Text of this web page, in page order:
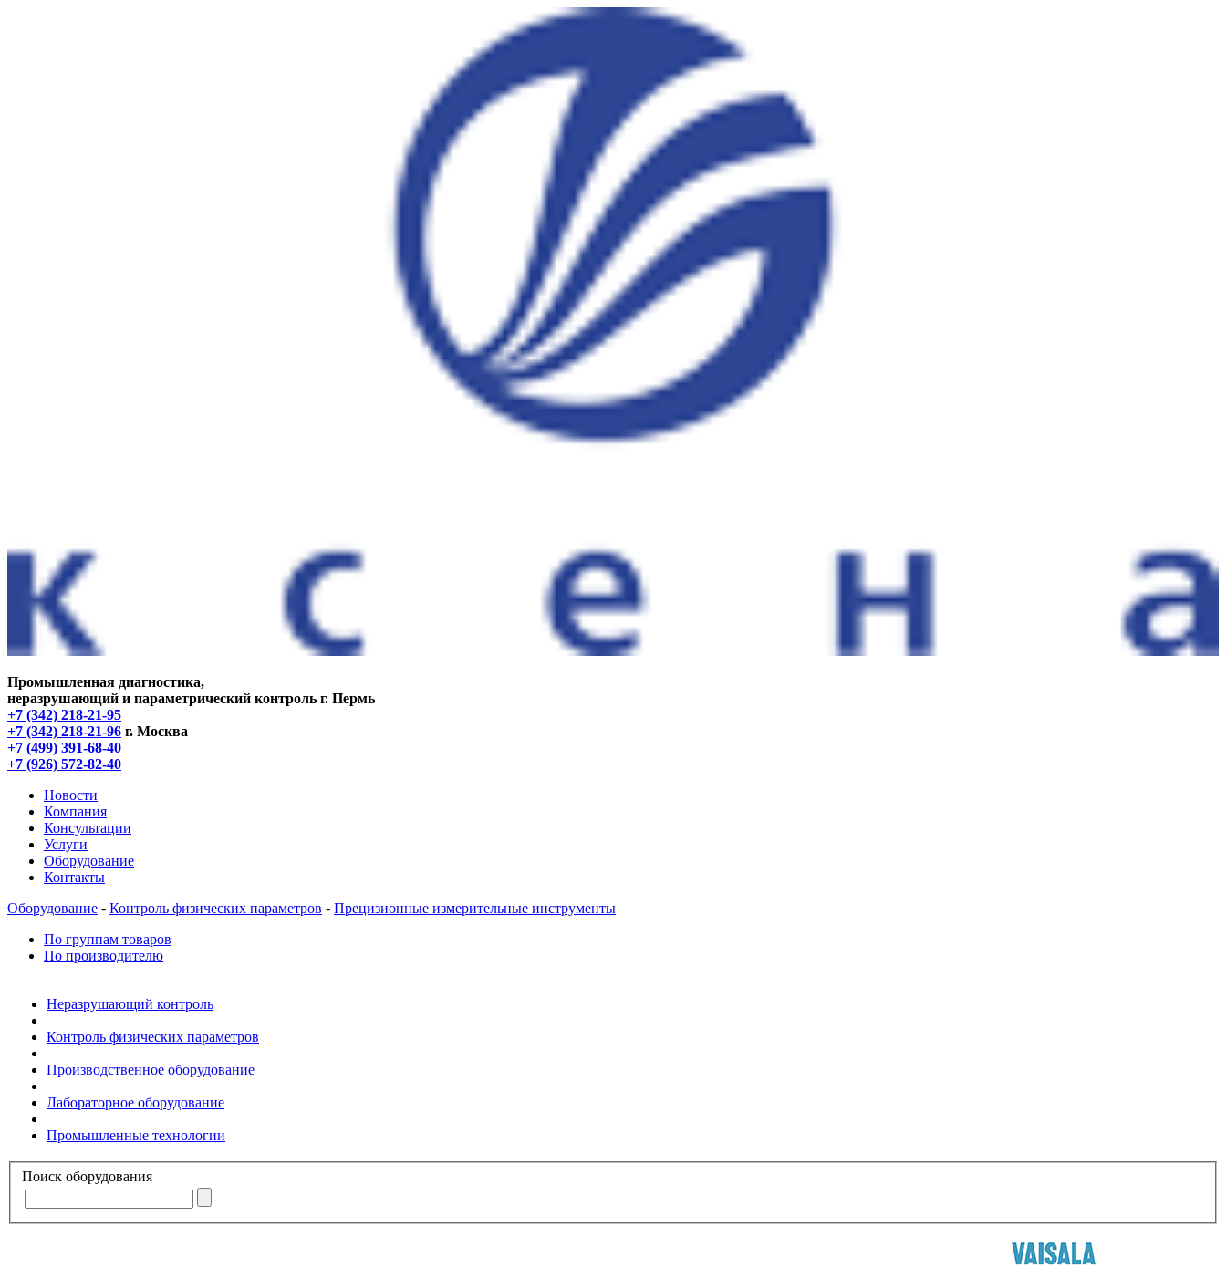
Промышленная диагностика,
неразрушающий и параметрический контроль г. Пермь
+7 (342) 218-21-95
+7 (342) 218-21-96 г. Москва
+7 (499) 391-68-40
+7 (926) 572-82-40
Новости
Компания
Консультации
Услуги
Оборудование
Контакты
Оборудование - Контроль физических параметров - Прецизионные измерительные инструменты
По группам товаров
По производителю
Неразрушающий контроль
Контроль физических параметров
Производственное оборудование
Лабораторное оборудование
Промышленные технологии
Поиск оборудования